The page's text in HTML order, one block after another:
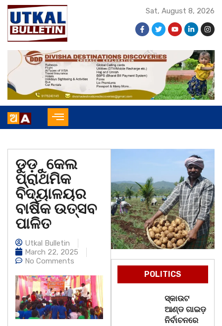
Sat, August 8, 2026
ଡୁଡ଼ୁକେଲ
ପ୍ରାଥମିକ
ବିଦ୍ୟାଳୟର
ବାର୍ଷିକ ଉତ୍ସବ
ପାଳିତ
Utkal Bulletin
March 22, 2025
No Comments
POLITICS
ସ୍କାଉଟ
ଆଣ୍ଡ ଗାଇଡ଼
ନିର୍ବାଚନରେ